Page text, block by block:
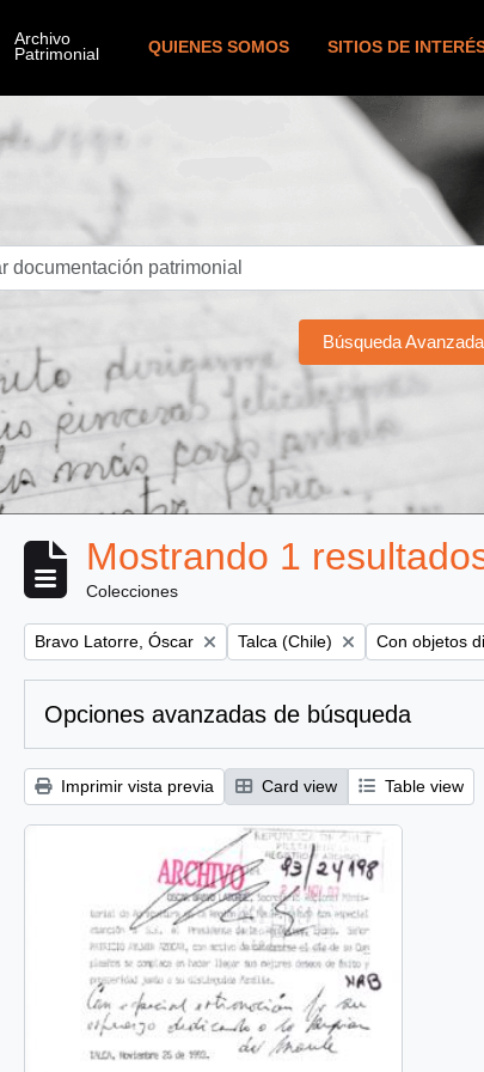
QUIENES SOMOS SITIOS DE
Búsqueda
Mostrando 1
Colecciones
Remove filter:
Bravo Latorre, Óscar Remove filter:
Talca (Chile) Remove filter:
Con objetos
Opciones avanzadas de búsqueda
Imprimir vista previa Card view Table view